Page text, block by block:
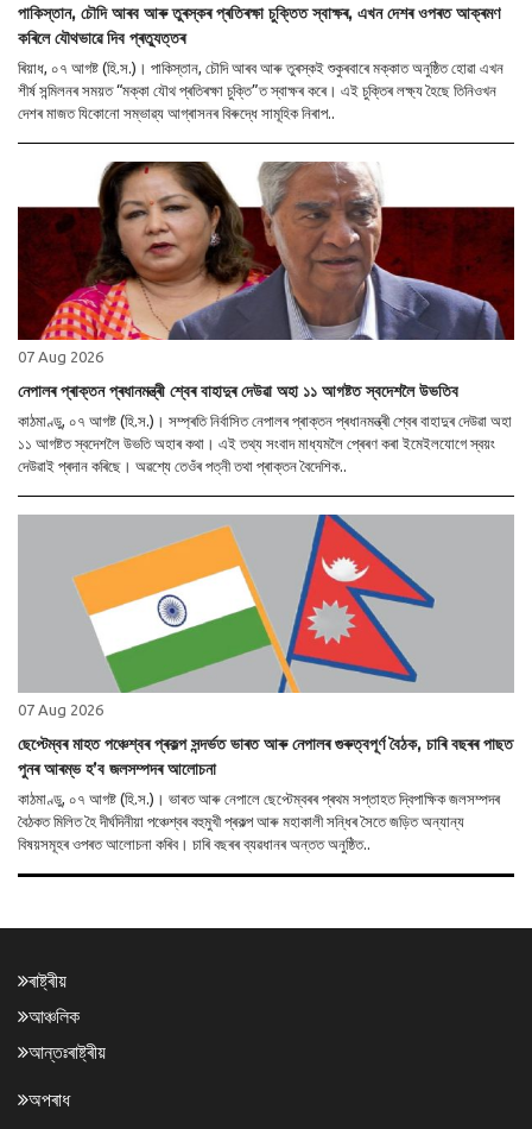
পাকিস্তান, চৌদি আৰব আৰু তুৰস্কৰ প্ৰতিৰক্ষা চুক্তিত স্বাক্ষৰ, এখন দেশৰ ওপৰত আক্ৰমণ
কৰিলে যৌথভাৱে দিব প্ৰত্যুত্তৰ
ৰিয়াধ, ০৭ আগষ্ট (হি.স.)। পাকিস্তান, চৌদি আৰব আৰু তুৰস্কই শুকুৰবাৰে মক্কাত অনুষ্ঠিত হোৱা এখন
শীৰ্ষ সন্মিলনৰ সময়ত “মক্কা যৌথ প্ৰতিৰক্ষা চুক্তি”ত স্বাক্ষৰ কৰে। এই চুক্তিৰ লক্ষ্য হৈছে তিনিওখন
দেশৰ মাজত যিকোনো সম্ভাৱ্য আগ্ৰাসনৰ বিৰুদ্ধে সামূহিক নিৰাপ..
07 Aug 2026
নেপালৰ প্ৰাক্তন প্ৰধানমন্ত্ৰী শ্বেৰ বাহাদুৰ দেউৱা অহা ১১ আগষ্টত স্বদেশলৈ উভতিব
কাঠমাণ্ডু, ০৭ আগষ্ট (হি.স.)। সম্প্ৰতি নিৰ্বাসিত নেপালৰ প্ৰাক্তন প্ৰধানমন্ত্ৰী শ্বেৰ বাহাদুৰ দেউৱা অহা
১১ আগষ্টত স্বদেশলৈ উভতি অহাৰ কথা। এই তথ্য সংবাদ মাধ্যমলৈ প্ৰেৰণ কৰা ইমেইলযোগে স্বয়ং
দেউৱাই প্ৰদান কৰিছে। অৱশ্যে তেওঁৰ পত্নী তথা প্ৰাক্তন বৈদেশিক..
07 Aug 2026
ছেপ্টেম্বৰ মাহত পঞ্চেশ্বৰ প্ৰকল্প সন্দৰ্ভত ভাৰত আৰু নেপালৰ গুৰুত্বপূৰ্ণ বৈঠক, চাৰি বছৰৰ পাছত
পুনৰ আৰম্ভ হ’ব জলসম্পদৰ আলোচনা
কাঠমাণ্ডু, ০৭ আগষ্ট (হি.স.)। ভাৰত আৰু নেপালে ছেপ্টেম্বৰৰ প্ৰথম সপ্তাহত দ্বিপাক্ষিক জলসম্পদৰ
বৈঠকত মিলিত হৈ দীৰ্ঘদিনীয়া পঞ্চেশ্বৰ বহুমুখী প্ৰকল্প আৰু মহাকালী সন্ধিৰ সৈতে জড়িত অন্যান্য
বিষয়সমূহৰ ওপৰত আলোচনা কৰিব। চাৰি বছৰৰ ব্যৱধানৰ অন্তত অনুষ্ঠিত..
ৰাষ্ট্ৰীয়
আঞ্চলিক
আন্তঃৰাষ্ট্ৰীয়
অপৰাধ